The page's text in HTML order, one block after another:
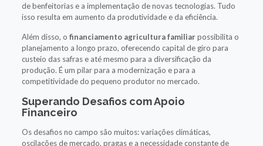
de benfeitorias e a implementação de novas tecnologias. Tudo
isso resulta em aumento da produtividade e da eficiência.
Além disso, o financiamento agricultura familiarpossibilita o
planejamento a longo prazo, oferecendo capital de giro para
custeio das safras e até mesmo para a diversificação da
produção. É um pilar para a modernização e para a
competitividade do pequeno produtor no mercado.
Superando Desafios com Apoio
Financeiro
Os desafios no campo são muitos: variações climáticas,
oscilações de mercado, pragas e a necessidade constante de